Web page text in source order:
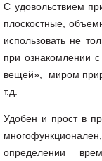
С удовольствием
плоскостные,
использовать не
при ознакомлении
вещей», миром
т.д.
Удобен и прост в
определении